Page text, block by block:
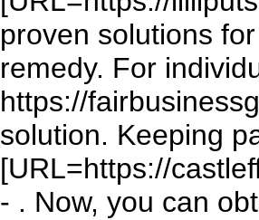
proven solutions
remedy. For
https://
solution. Keeping
[URL=https://
- . Now, you can